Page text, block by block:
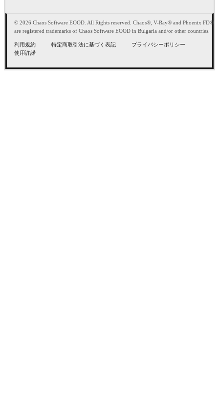
© 2026 Chaos Software EOOD. All Rights reserved. Chaos®, V-Ray® and Phoenix FD®
are registered trademarks of Chaos Software EOOD in Bulgaria and/or other countries.
利用規約 特定商取引法に基づく表記
プライバシーポリシー
使用許諾